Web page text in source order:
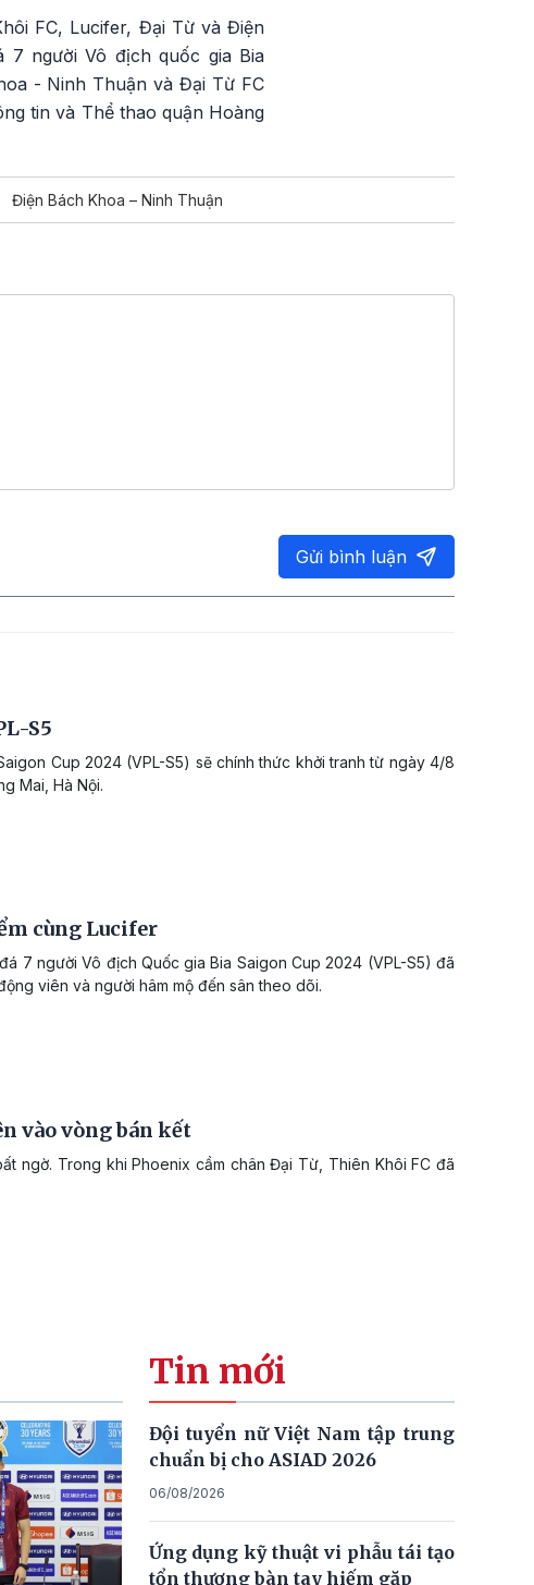
FC, Lucifer, Đại Từ và Điện
7 người Vô địch quốc gia Bia
- Ninh Thuận và Đại Từ FC
tin và Thể thao quận Hoàng
Điện Bách Khoa – Ninh Thuận
Gửi bình luận
S5
Cup 2024 (VPL-S5) sẽ chính thức khởi tranh từ ngày 4/8
Mai, Hà Nội.
cùng Lucifer
7 người Vô địch Quốc gia Bia Saigon Cup 2024 (VPL-S5) đã
viên và người hâm mộ đến sân theo dõi.
vào vòng bán kết
ngờ. Trong khi Phoenix cầm chân Đại Từ, Thiên Khôi FC đã
Tin mới
Đội tuyển nữ Việt Nam tập trung
chuẩn bị cho ASIAD 2026
06/08/2026
Ứng dụng kỹ thuật vi phẫu tái tạo
tổn thương bàn tay hiếm gặp